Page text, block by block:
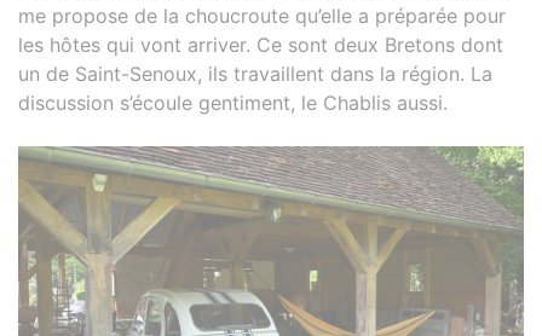
me propose de la choucroute qu’elle a préparée pour
les hôtes qui vont arriver. Ce sont deux Bretons dont
un de Saint-Senoux, ils travaillent dans la région. La
discussion s’écoule gentiment, le Chablis aussi.